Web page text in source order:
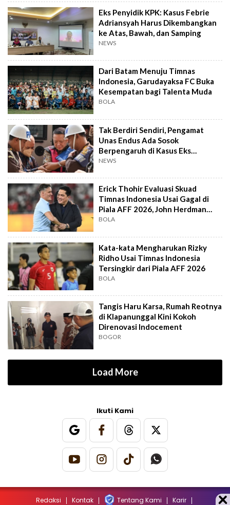
Eks Penyidik KPK: Kasus Febrie
Adriansyah Harus Dikembangkan
ke Atas, Bawah, dan Samping
NEWS
Dari Batam Menuju Timnas
Indonesia, Garudayaksa FC Buka
Kesempatan bagi Talenta Muda
BOLA
Tak Berdiri Sendiri, Pengamat
Unas Endus Ada Sosok
Berpengaruh di Kasus Eks
Jampidsus
NEWS
Erick Thohir Evaluasi Skuad
Timnas Indonesia Usai Gagal di
Piala AFF 2026, John Herdman
Out?
BOLA
Kata-kata Mengharukan Rizky
Ridho Usai Timnas Indonesia
Tersingkir dari Piala AFF 2026
BOLA
Tangis Haru Karsa, Rumah Reotnya
di Klapanunggal Kini Kokoh
Direnovasi Indocement
BOGOR
Load More
Ikuti Kami
Redaksi Kontak Tentang Kami Karir